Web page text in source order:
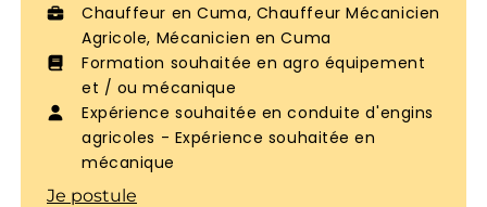
Chauffeur en Cuma, Chauffeur Mécanicien
Agricole, Mécanicien en Cuma
Formation souhaitée en agro équipement
et / ou mécanique
Expérience souhaitée en conduite d'engins
agricoles - Expérience souhaitée en
mécanique
Je postule